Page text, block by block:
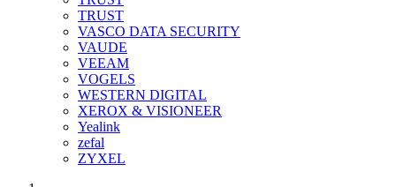
TRUST
VASCO DATA SECURITY
VAUDE
VEEAM
VOGELS
WESTERN DIGITAL
XEROX & VISIONEER
Yealink
zefal
ZYXEL